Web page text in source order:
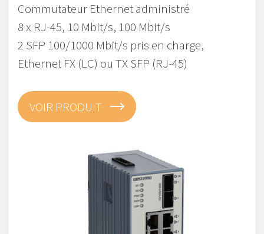
Commutateur Ethernet administré
8 x RJ-45, 10 Mbit/s, 100 Mbit/s
2 SFP 100/1000 Mbit/s pris en charge,
Ethernet FX (LC) ou TX SFP (RJ-45)
VOIR PRODUIT